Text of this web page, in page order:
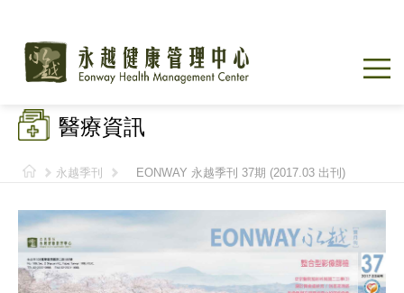
醫療資訊
永越季刊 EONWAY 永越季刊 37期 (2017.03 出刊)